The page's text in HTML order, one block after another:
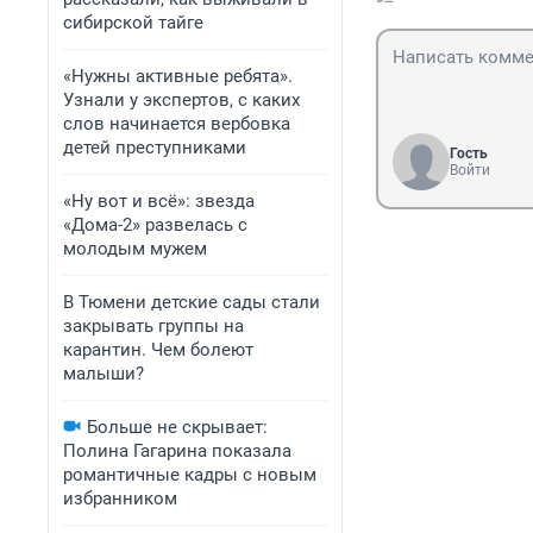
сибирской тайге
«Нужны активные ребята».
Узнали у экспертов, с каких
слов начинается вербовка
детей преступниками
«Ну вот и всё»: звезда
«Дома-2» развелась с
молодым мужем
В Тюмени детские сады стали
закрывать группы на
карантин. Чем болеют
малыши?
Больше не скрывает:
Полина Гагарина показала
романтичные кадры с новым
избранником
Гость
Войти